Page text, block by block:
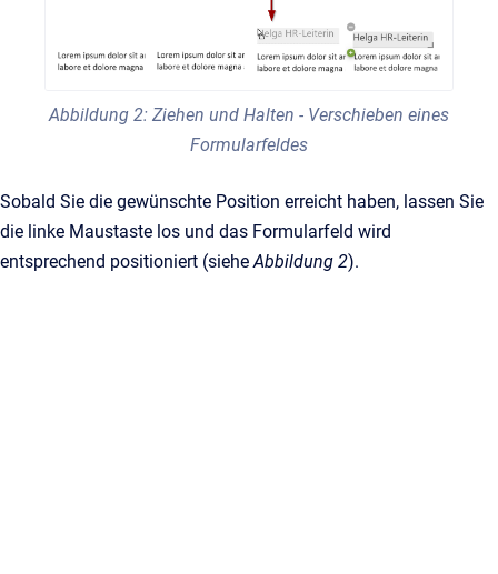
Abbildung 2: Ziehen und Halten - Verschieben eines
Formularfeldes
Sobald Sie die gewünschte Position erreicht haben, lassen Sie
die linke Maustaste los und das Formularfeld wird
entsprechend positioniert (sieheAbbildung 2).